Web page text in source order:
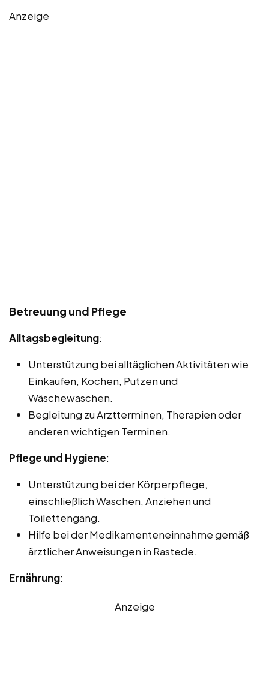
Anzeige
Betreuung und Pflege
Alltagsbegleitung:
Unterstützung bei alltäglichen Aktivitäten wie
Einkaufen, Kochen, Putzen und
Wäschewaschen.
Begleitung zu Arztterminen, Therapien oder
anderen wichtigen Terminen.
Pflege und Hygiene:
Unterstützung bei der Körperpflege,
einschließlich Waschen, Anziehen und
Toilettengang.
Hilfe bei der Medikamenteneinnahme gemäß
ärztlicher Anweisungen in Rastede.
Ernährung:
Anzeige